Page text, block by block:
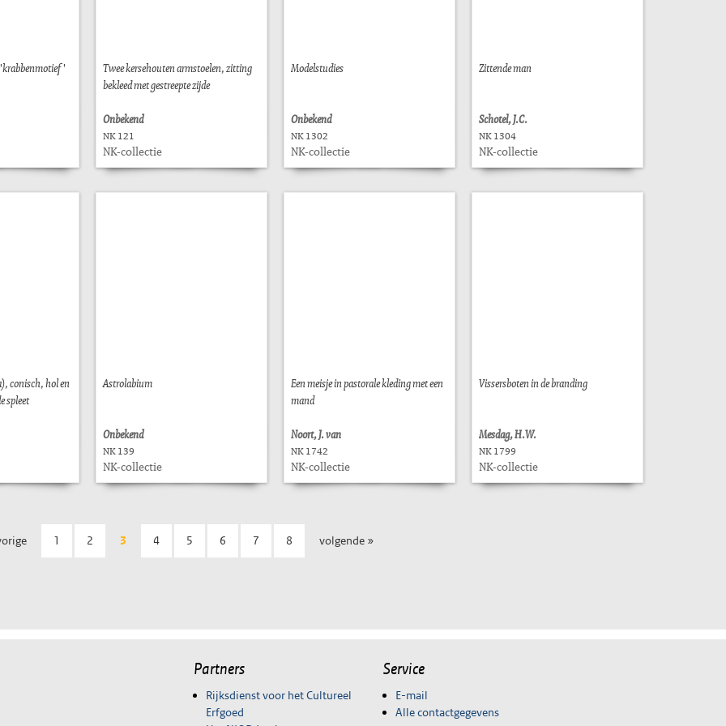
Twee kersehouten armstoelen, zitting
bekleed met gestreepte zijde
Onbekend
NK 121
NK-collectie
Modelstudies
Onbekend
NK 1302
NK-collectie
Zittende man
Schotel, J.C.
NK 1304
NK-collectie
conisch, hol en
spleet
Astrolabium
Onbekend
NK 139
NK-collectie
Een meisje in pastorale kleding met een
mand
Noort, J. van
NK 1742
NK-collectie
Vissersboten in de branding
Mesdag, H.W.
NK 1799
NK-collectie
1 2 3 4 5 6 7 8 volgende »
Partners
Rijksdienst voor het Cultureel
Erfgoed
Service
E-mail
Alle contactgegevens